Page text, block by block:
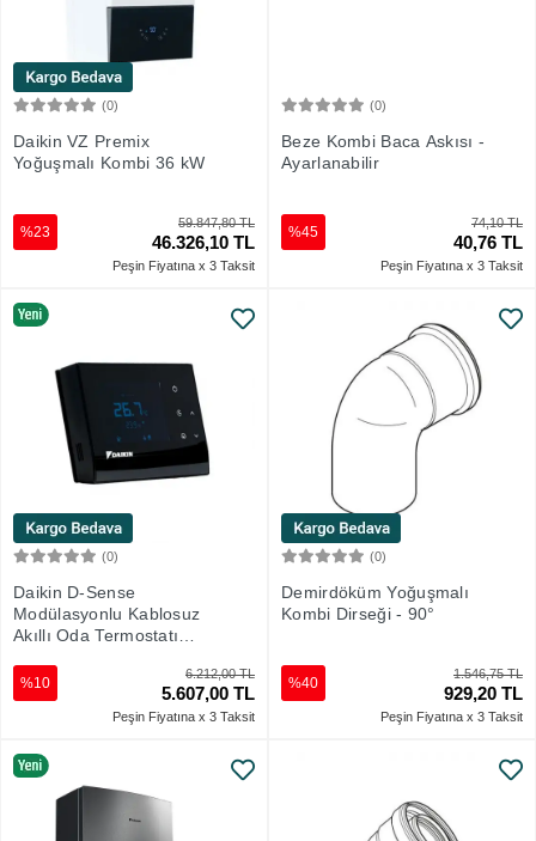
(0)
Daikin VZ Premix
Yoğuşmalı Kombi 36 kW
59.847,80 TL
46.326,10 TL
%23
Peşin Fiyatına x 3 Taksit
(0)
Beze Kombi Baca Askısı -
Ayarlanabilir
74,10 TL
40,76 TL
%45
Peşin Fiyatına x 3 Taksit
(0)
Daikin D-Sense
Modülasyonlu Kablosuz
Akıllı Oda Termostatı
Akıllı Online Özellikler)6.212,00 TL
5.607,00 TL
%10
Peşin Fiyatına x 3 Taksit
(0)
Demirdöküm Yoğuşmalı
Kombi Dirseği - 90°
1.546,75 TL
929,20 TL
%40
Peşin Fiyatına x 3 Taksit